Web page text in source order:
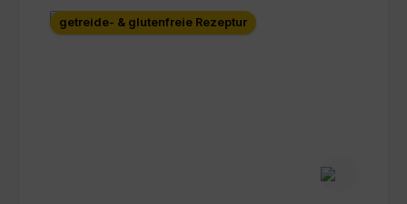
getreide- & glutenfreie Rezeptur